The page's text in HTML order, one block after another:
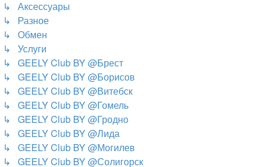
↳ Аксессуары
↳ Разное
↳ Обмен
↳ Услуги
↳ GEELY Club BY @Брест
↳ GEELY Club BY @Борисов
↳ GEELY Club BY @Витебск
↳ GEELY Club BY @Гомель
↳ GEELY Club BY @Гродно
↳ GEELY Club BY @Лида
↳ GEELY Club BY @Могилев
↳ GEELY Club BY @Солигорск